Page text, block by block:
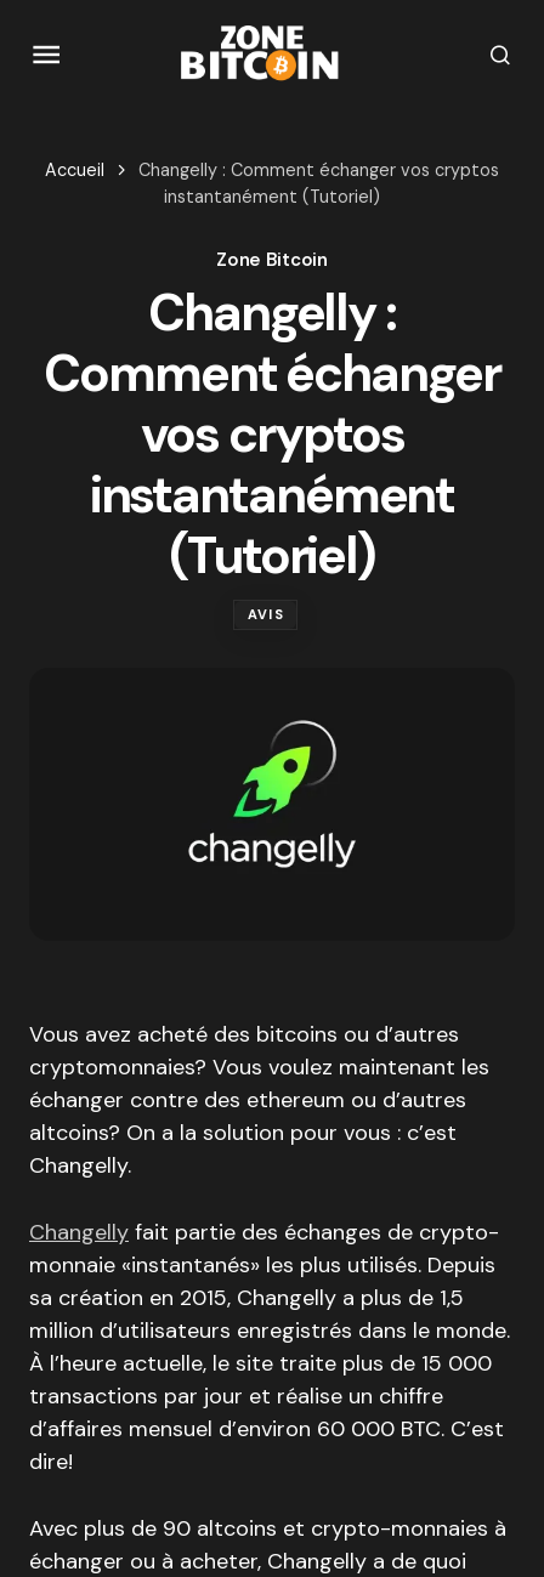
Accueil
Changelly : Comment échanger vos cryptos
instantanément (Tutoriel)
Zone Bitcoin
Changelly :
Comment échanger
vos cryptos
instantanément
(Tutoriel)
AVIS
Vous avez acheté des bitcoins ou d’autres
cryptomonnaies? Vous voulez maintenant les
échanger contre des ethereum ou d’autres
altcoins? On a la solution pour vous : c’est
Changelly.
Changelly fait partie des échanges de crypto-
monnaie «instantanés» les plus utilisés. Depuis
sa création en 2015, Changelly a plus de 1,5
million d’utilisateurs enregistrés dans le monde.
À l’heure actuelle, le site traite plus de 15 000
transactions par jour et réalise un chiffre
d’affaires mensuel d’environ 60 000 BTC. C’est
dire!
Avec plus de 90 altcoins et crypto-monnaies à
échanger ou à acheter, Changelly a de quoi